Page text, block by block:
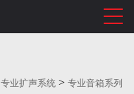
专业扩声系统 > 专业音箱系列